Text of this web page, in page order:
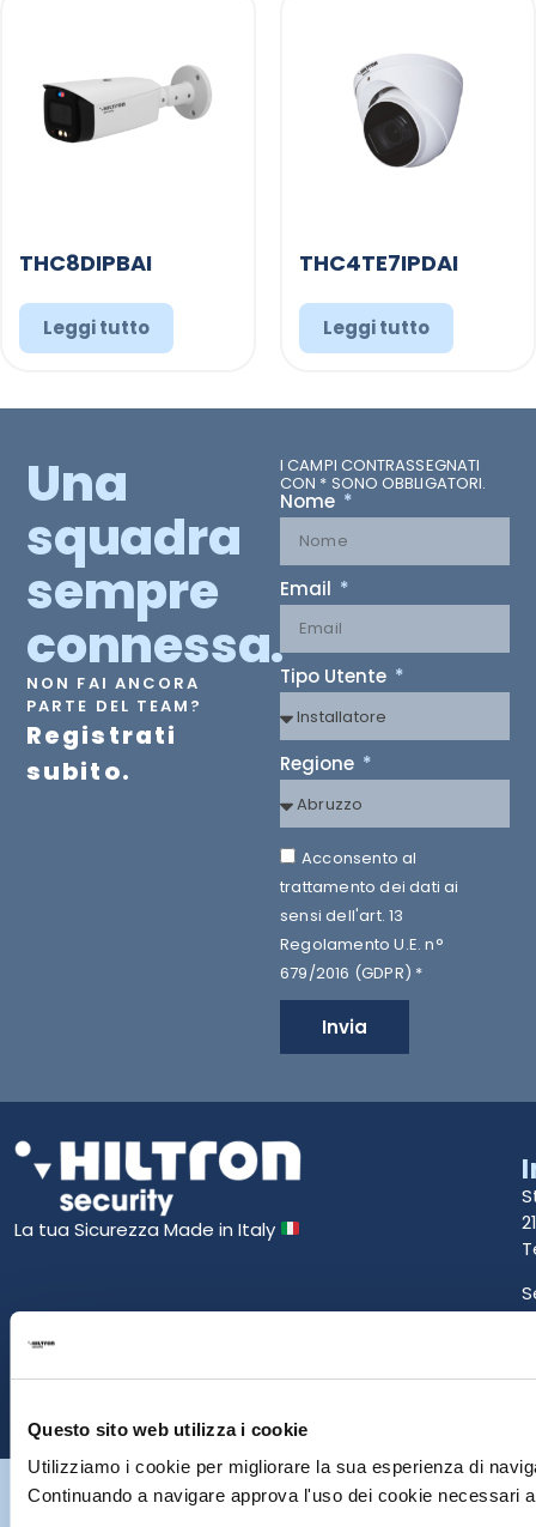
Questo sito web utilizza i cookie
Utilizziamo i cookie per migliorare la sua esperienza di
Continuando a navigare approva l'uso dei cookie necessari
THC8DIPBAI
Leggi tutto
THC4TE7IPDAI
Leggi tutto
Una
squadra
sempre
connessa.
NON FAI ANCORA
PARTE DEL TEAM?
Registrati
subito.
I CAMPI CONTRASSEGNATI
CON * SONO OBBLIGATORI.
Nome
Email
Tipo Utente
Regione
Acconsento al
trattamento dei dati ai
sensi dell'art. 13
Regolamento U.E. n°
679/2016 (GDPR) *
Invia
La tua Sicurezza Made in Italy
Hiltron Security è distribuito in Italia da Hiltron Land S.r.l. | P.IVA
IT07395971216 | Design byavcommunication.it| Tutti i diritti sono